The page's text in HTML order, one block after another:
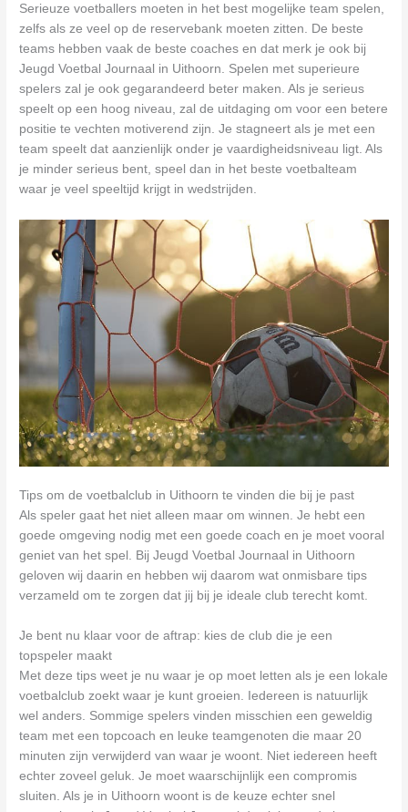
Serieuze voetballers moeten in het best mogelijke team spelen,
zelfs als ze veel op de reservebank moeten zitten. De beste
teams hebben vaak de beste coaches en dat merk je ook bij
Jeugd Voetbal Journaal in Uithoorn. Spelen met superieure
spelers zal je ook gegarandeerd beter maken. Als je serieus
speelt op een hoog niveau, zal de uitdaging om voor een betere
positie te vechten motiverend zijn. Je stagneert als je met een
team speelt dat aanzienlijk onder je vaardigheidsniveau ligt. Als
je minder serieus bent, speel dan in het beste voetbalteam
waar je veel speeltijd krijgt in wedstrijden.
Tips om de voetbalclub in Uithoorn te vinden die bij je past
Als speler gaat het niet alleen maar om winnen. Je hebt een
goede omgeving nodig met een goede coach en je moet vooral
geniet van het spel. Bij Jeugd Voetbal Journaal in Uithoorn
geloven wij daarin en hebben wij daarom wat onmisbare tips
verzameld om te zorgen dat jij bij je ideale club terecht komt.
Je bent nu klaar voor de aftrap: kies de club die je een
topspeler maakt
Met deze tips weet je nu waar je op moet letten als je een lokale
voetbalclub zoekt waar je kunt groeien. Iedereen is natuurlijk
wel anders. Sommige spelers vinden misschien een geweldig
team met een topcoach en leuke teamgenoten die maar 20
minuten zijn verwijderd van waar je woont. Niet iedereen heeft
echter zoveel geluk. Je moet waarschijnlijk een compromis
sluiten. Als je in Uithoorn woont is de keuze echter snel